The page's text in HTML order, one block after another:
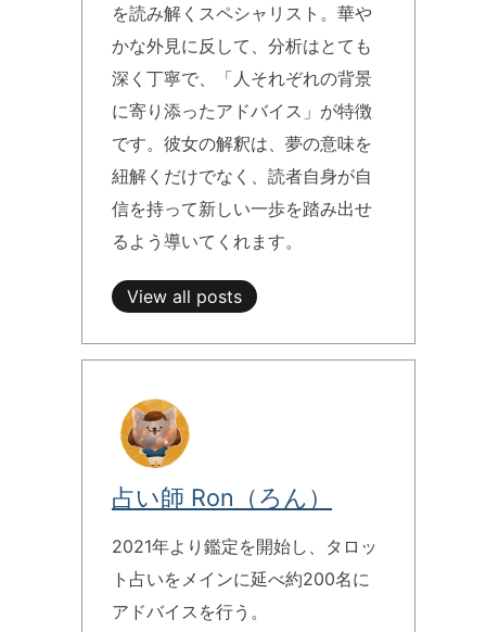
を読み解くスペシャリスト。華や
かな外見に反して、分析はとても
深く丁寧で、「人それぞれの背景
に寄り添ったアドバイス」が特徴
です。彼女の解釈は、夢の意味を
紐解くだけでなく、読者自身が自
信を持って新しい一歩を踏み出せ
るよう導いてくれます。
View all posts
占い師 Ron（ろん）
2021年より鑑定を開始し、タロッ
ト占いをメインに延べ約200名に
アドバイスを行う。